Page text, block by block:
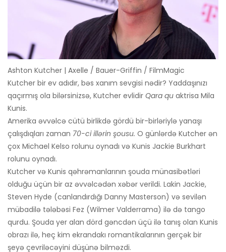
Ashton Kutcher | Axelle / Bauer-Griffin / FilmMagic
Kutcher bir ev adıdır, bəs xanım sevgisi nədir? Yaddaşınızı
qaçırmış ola bilərsinizsə, Kutcher evlidir Qara qu aktrisa Mila
Kunis.
Amerika əvvəlcə cütü birlikdə gördü bir-birləriylə yanaşı
çalışdıqları zaman 70-ci illərin şousu. O günlərdə Kutcher ən
çox Michael Kelso rolunu oynadı və Kunis Jackie Burkhart
rolunu oynadı.
Kutcher və Kunis qəhrəmanlarının şouda münasibətləri
olduğu üçün bir az əvvəlcədən xəbər verildi. Lakin Jackie,
Steven Hyde (canlandırdığı Danny Masterson) və sevilən
mübadilə tələbəsi Fez (Wilmer Valderrama) ilə də tango
qurdu. Şouda yer alan dörd gəncdən üçü ilə tanış olan Kunis
obrazı ilə, heç kim ekrandakı romantikalarının gerçək bir
şeyə çevriləcəyini düşünə bilməzdi.